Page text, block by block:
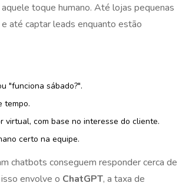
toque humano. Até lojas pequenas
até captar leads enquanto estão
"funciona sábado?".
tempo.
virtual, com base no interesse do cliente.
certo na equipe.
chatbots conseguem responder cerca de
envolve o ChatGPT, a taxa de